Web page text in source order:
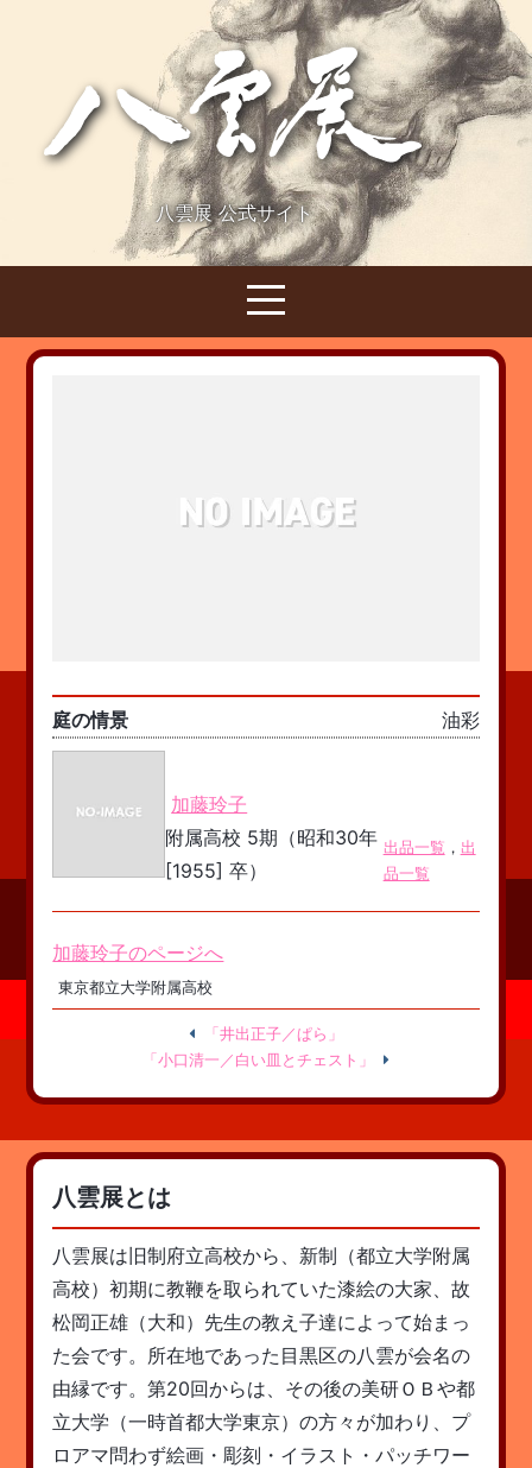
八雲展 公式サイト
庭の情景 油彩
加藤玲子
附属高校 5期（昭和30年
[1955] 卒）
出品一覧 ， 出
品一覧
加藤玲子のページへ
東京都立大学附属高校
「井出正子／ぱら」
「小口清一／白い皿とチェスト」
八雲展とは
八雲展は旧制府立高校から、新制（都立大学附属
高校）初期に教鞭を取られていた漆絵の大家、故
松岡正雄（大和）先生の教え子達によって始まっ
た会です。所在地であった目黒区の八雲が会名の
由縁です。第20回からは、その後の美研ＯＢや都
立大学（一時首都大学東京）の方々が加わり、プ
ロアマ問わず絵画・彫刻・イラスト・パッチワー